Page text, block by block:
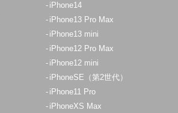
iPhone14
iPhone13 Pro Max
iPhone13 mini
iPhone12 Pro Max
iPhone12 mini
iPhoneSE（第2世代）
iPhone11 Pro
iPhoneXS Max